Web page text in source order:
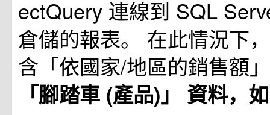
ectQuery 連線到 SQL
倉儲的報表。 在此情況下
含「依國家/地區的銷售額
「腳踏車 (產品)」 資料，